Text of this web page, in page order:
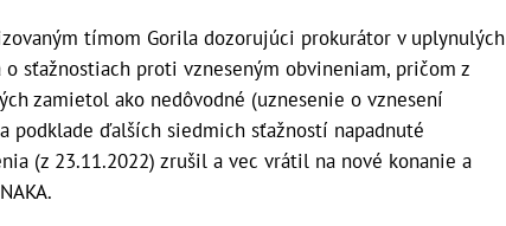
tímom Gorila dozorujúci prokurátor v uplynulých
sťažnostiach proti vzneseným obvineniam, pričom z
zamietol ako nedôvodné (uznesenie o vznesení
podklade ďalších siedmich sťažností napadnuté
(z 23.11.2022) zrušil a vec vrátil na nové konanie a